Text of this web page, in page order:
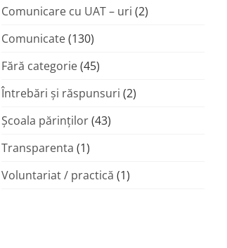
Comunicare cu UAT – uri (2)
Comunicate(130)
Fără categorie(45)
Întrebări și răspunsuri (2)
Şcoala părinţilor(43)
Transparenta (1)
Voluntariat / practică (1)